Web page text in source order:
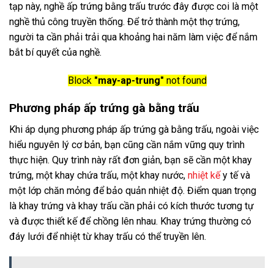
tạp này, nghề ấp trứng bằng trấu trước đây được coi là một
nghề thủ công truyền thống. Để trở thành một thợ trứng,
người ta cần phải trải qua khoảng hai năm làm việc để nắm
bắt bí quyết của nghề.
Block "may-ap-trung" not found
Phương pháp ấp trứng gà bằng trấu
Khi áp dụng phương pháp ấp trứng gà bằng trấu, ngoài việc
hiểu nguyên lý cơ bản, bạn cũng cần nắm vững quy trình
thực hiện. Quy trình này rất đơn giản, bạn sẽ cần một khay
trứng, một khay chứa trấu, một khay nước, nhiệt kếy tế và
một lớp chăn mỏng để bảo quản nhiệt độ. Điểm quan trọng
là khay trứng và khay trấu cần phải có kích thước tương tự
và được thiết kế để chồng lên nhau. Khay trứng thường có
đáy lưới để nhiệt từ khay trấu có thể truyền lên.